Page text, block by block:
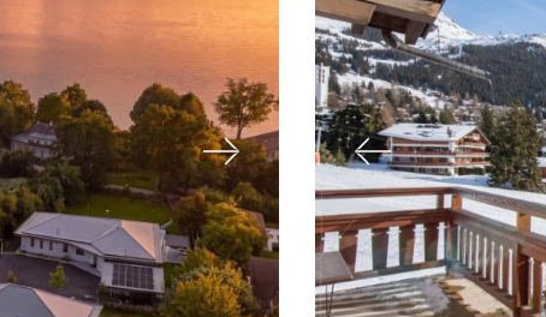
Next Previous